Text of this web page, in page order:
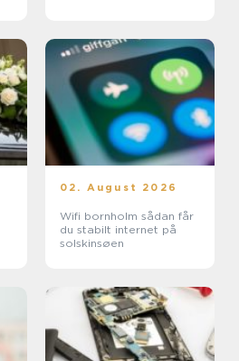
02. August 2026
Wifi bornholm sådan får
du stabilt internet på
solskinsøen